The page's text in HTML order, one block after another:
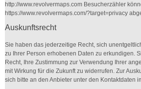
http://www.revolvermaps.com Besucherzähler
https://www.revolvermaps.com/?target=privacy
Auskunftsrecht
Sie haben das jederzeitige Recht, sich
zu Ihrer Person erhobenen Daten zu erkundigen.
Recht, Ihre Zustimmung zur Verwendung Ihrer
mit Wirkung für die Zukunft zu widerrufen. Zur
sich bitte an den Anbieter unter den Kontaktdaten